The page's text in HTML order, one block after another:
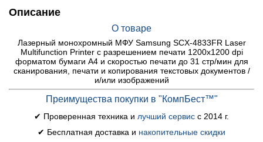
Описание
О товаре
Лазерный монохромный МФУ Samsung SCX-4833FR Laser
Multifunction Printer с разрешением печати 1200x1200 dpi
форматом бумаги A4 и скоростью печати до 31 стр/мин для
сканирования, печати и копирования текстовых документов /
и/или изображений
Преимущества покупки в "КомпБест™"
✔ Проверенная техника и лучший сервис с 2014 г.
✔ Бесплатная доставка и накопительные скидки